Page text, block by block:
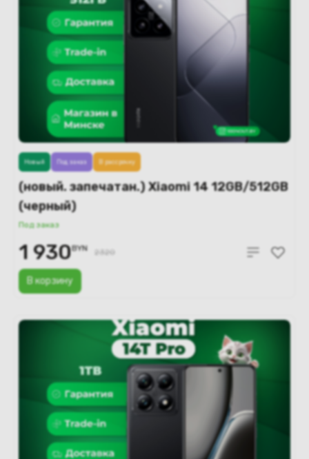
(новый. запечатан.) Xiaomi 14 12GB/512GB
(черный)
Под заказ
В корзину
Новый Под заказ В рассрочку
1 930BYN 2320